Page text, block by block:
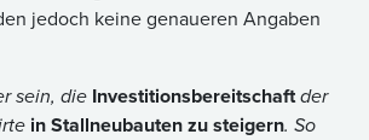
jedoch keine genaueren Angaben
sein, die Investitionsbereitschaftder
in Stallneubauten zu steigern. So